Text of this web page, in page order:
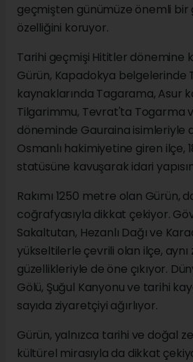
geçmişten günümüze önemli bir
özelliğini koruyor.
Tarihi geçmişi Hititler dönemine
Gürün, Kapadokya belgelerinde
kaynaklarında Tagarama, Asur
Tilgarimmu, Tevrat'ta Togarma
döneminde Gauraina isimleriyle
Osmanlı hakimiyetine giren ilçe,
statüsüne kavuşarak idari
Rakımı 1250 metre olan Gürün,
coğrafyasıyla dikkat çekiyor.
Sakaltutan, Hezanlı Dağı ve
yükseltilerle çevrili olan ilçe,
güzellikleriyle de öne çıkıyor.
Gölü, Şuğul Kanyonu ve tarihi
sayıda ziyaretçiyi ağırlıyor.
Gürün, yalnızca tarihi ve doğal
kültürel mirasıyla da dikkat